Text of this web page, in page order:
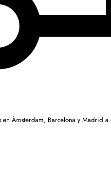
en Ámsterdam, Barcelona y Madrid